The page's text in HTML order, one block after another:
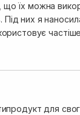
їх можна
них я
частіше
рожево-
пробниках був
для